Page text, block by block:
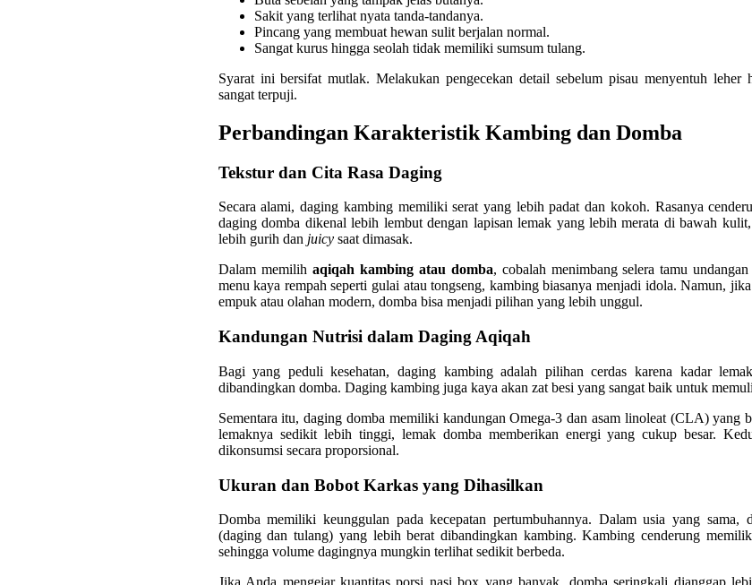
Sakit yang terlihat nyata tanda-tandanya.
Pincang yang membuat hewan sulit berjalan normal.
Sangat kurus hingga seolah tidak memiliki sumsum tulang.
Syarat ini bersifat mutlak. Melakukan pengecekan detail sebelum pisau menyentuh leher
sangat terpuji.
Perbandingan Karakteristik Kambing dan Domba
Tekstur dan Cita Rasa Daging
Secara alami, daging kambing memiliki serat yang lebih padat dan kokoh. Rasanya
daging domba dikenal lebih lembut dengan lapisan lemak yang lebih merata di bawah
lebih gurih dan juicysaat dimasak.
Dalam memilih aqiqah kambing atau domba, cobalah menimbang selera tamu
menu kaya rempah seperti gulai atau tongseng, kambing biasanya menjadi idola. Namun,
empuk atau olahan modern, domba bisa menjadi pilihan yang lebih unggul.
Kandungan Nutrisi dalam Daging Aqiqah
Bagi yang peduli kesehatan, daging kambing adalah pilihan cerdas karena kadar
dibandingkan domba. Daging kambing juga kaya akan zat besi yang sangat baik untuk
Sementara itu, daging domba memiliki kandungan Omega-3 dan asam linoleat (CLA) yang
lemaknya sedikit lebih tinggi, lemak domba memberikan energi yang cukup besar.
dikonsumsi secara proporsional.
Ukuran dan Bobot Karkas yang Dihasilkan
Domba memiliki keunggulan pada kecepatan pertumbuhannya. Dalam usia yang
(daging dan tulang) yang lebih berat dibandingkan kambing. Kambing cenderung
sehingga volume dagingnya mungkin terlihat sedikit berbeda.